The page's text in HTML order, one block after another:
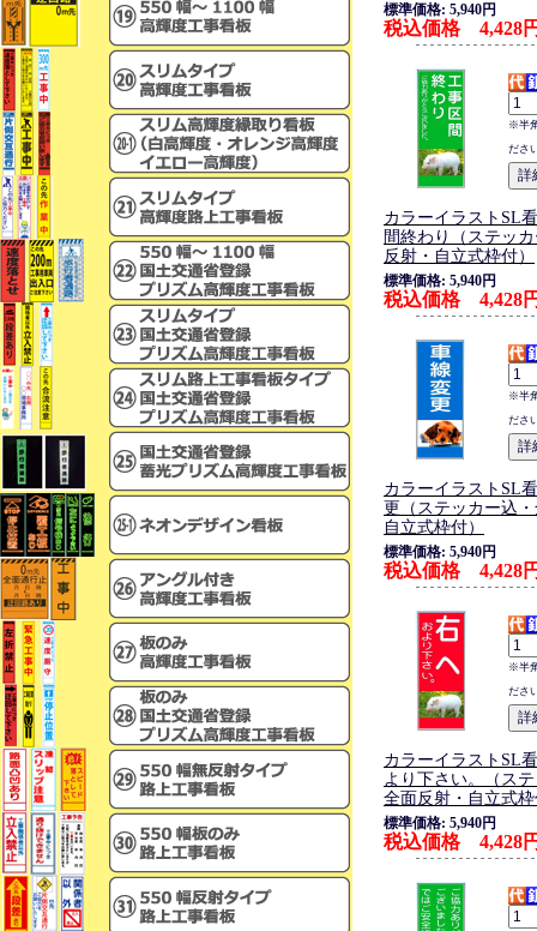
標準価格: 5,940円
税込価格 4,428
※半
ださ
カラーイラストSL
間終わり（ステッ
反射・自立式枠付）
標準価格: 5,940円
税込価格 4,428
※半
ださ
カラーイラストSL
更（ステッカー込
自立式枠付）
標準価格: 5,940円
税込価格 4,428
※半
ださ
カラーイラストSL
より下さい。（ス
全面反射・自立式
標準価格: 5,940円
税込価格 4,428